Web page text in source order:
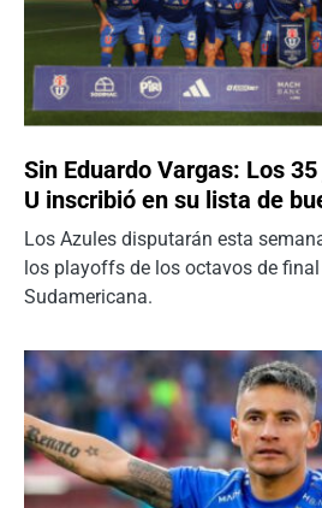
Sin Eduardo Vargas: Los
U inscribió en su lista de
Los Azules disputarán esta
los playoffs de los octavos de final
Sudamericana.